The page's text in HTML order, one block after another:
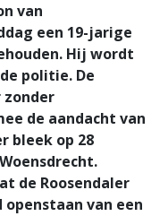
van
een 19-jarige
Hij wordt
politie. De
zonder
de aandacht van
bleek op 28
de Roosendaler
van een